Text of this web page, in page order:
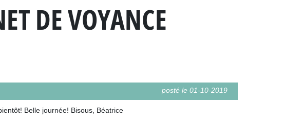
DE VOYANCE
posté le 01-10-2019
Belle journée! Bisous, Béatrice